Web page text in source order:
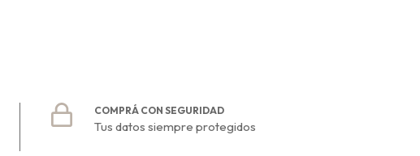
COMPRÁ CON SEGURIDAD
Tus datos siempre protegidos